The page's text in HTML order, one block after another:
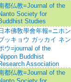
都仏教=Journal of the
Society for
Studies
日本佛敎學會年報=ニホン
ッキョウ ガッカイ ネン
ウ=journal of the
Buddhist
Association
都仏教=Journal of the